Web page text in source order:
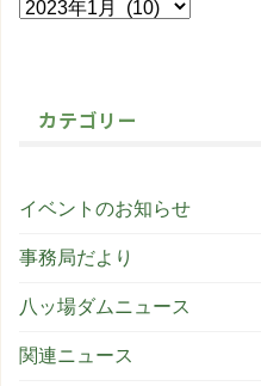
カテゴリー
イベントのお知らせ
事務局だより
八ッ場ダムニュース
関連ニュース